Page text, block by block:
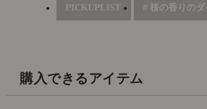
PICKUPLIST # 桜の香りの
購入できるアイテム